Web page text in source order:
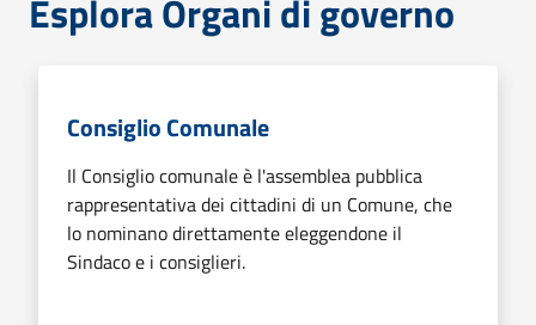
Esplora Organi di governo
Consiglio Comunale
Il Consiglio comunale è l'assemblea pubblica
rappresentativa dei cittadini di un Comune, che
lo nominano direttamente eleggendone il
Sindaco e i consiglieri.